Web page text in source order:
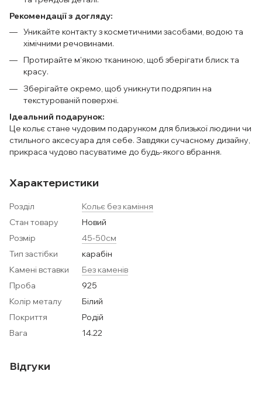
Рекомендації з догляду:
Уникайте контакту з косметичними засобами, водою та
хімічними речовинами.
Протирайте м'якою тканиною, щоб зберігати блиск та
красу.
Зберігайте окремо, щоб уникнути подряпин на
текстурованій поверхні.
Ідеальний подарунок:
Це кольє стане чудовим подарунком для близької людини чи
стильного аксесуара для себе. Завдяки сучасному дизайну,
прикраса чудово пасуватиме до будь-якого вбрання.
Характеристики
Розділ
Кольє без каміння
Стан товару
Новий
Розмір
45-50см
Тип застібки
карабін
Камені вставки
Без каменів
Проба
925
Колір металу
Білий
Покриття
Родій
Вага
14.22
Відгуки